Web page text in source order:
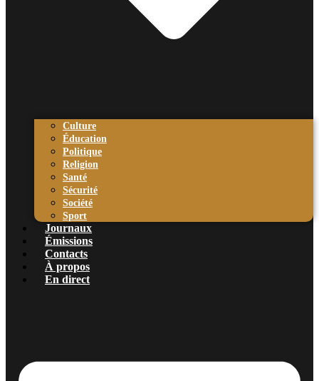
Culture
Éducation
Politique
Religion
Santé
Sécurité
Société
Sport
Journaux
Émissions
Contacts
À propos
En direct